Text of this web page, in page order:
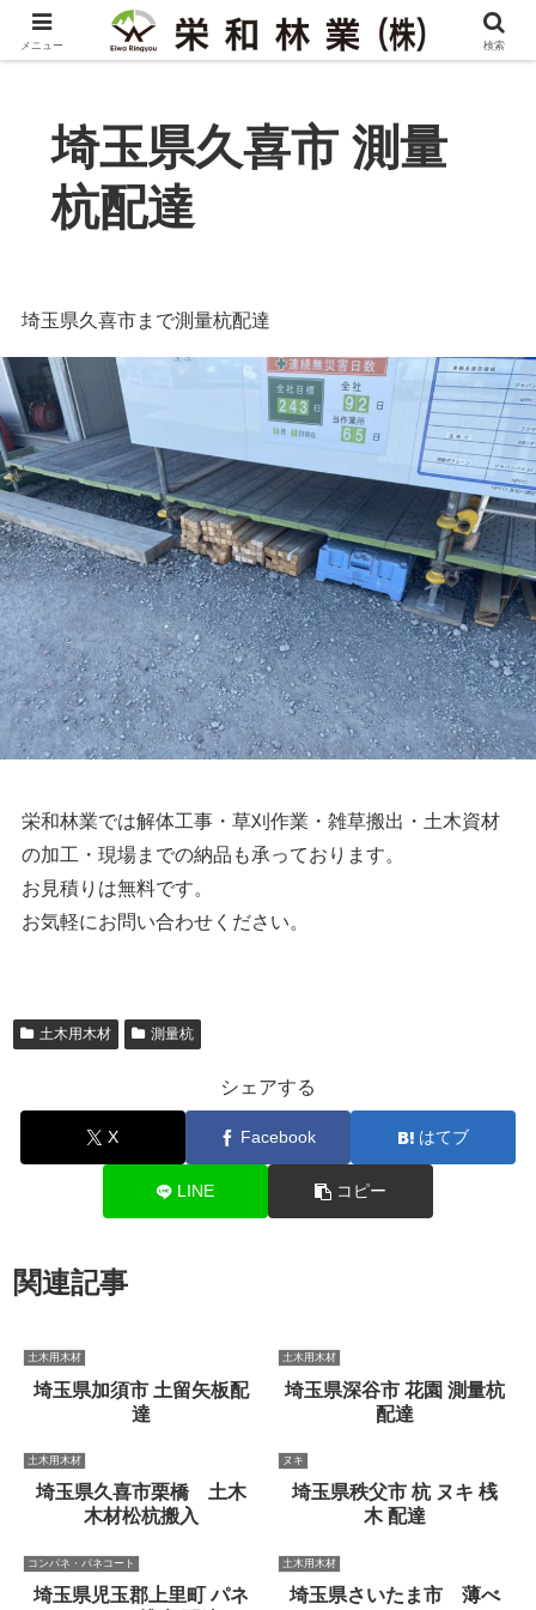
埼玉県久喜市 測量
杭配達
埼玉県久喜市まで測量杭配達
栄和林業では解体工事・草刈作業・雑草搬出・土木資材
の加工・現場までの納品も承っております。
お見積りは無料です。
お気軽にお問い合わせください。
土木用木材 測量杭
シェアする
X Facebook はてブ
LINE コピー
関連記事
土木用木材
埼玉県加須市 土留矢板配
達
土木用木材
埼玉県深谷市 花園 測量杭
配達
土木用木材
埼玉県久喜市栗橋 土木
木材松杭搬入
ヌキ
埼玉県秩父市 杭 ヌキ 桟
木 配達
コンパネ・パネコート
埼玉県児玉郡上里町 パネ
土木用木材
埼玉県さいたま市 薄べ
メニュー 検索